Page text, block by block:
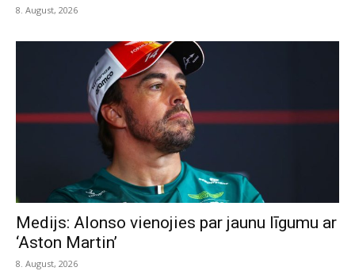
8. August, 2026
Medijs: Alonso vienojies par jaunu līgumu ar
‘Aston Martin’
8. August, 2026